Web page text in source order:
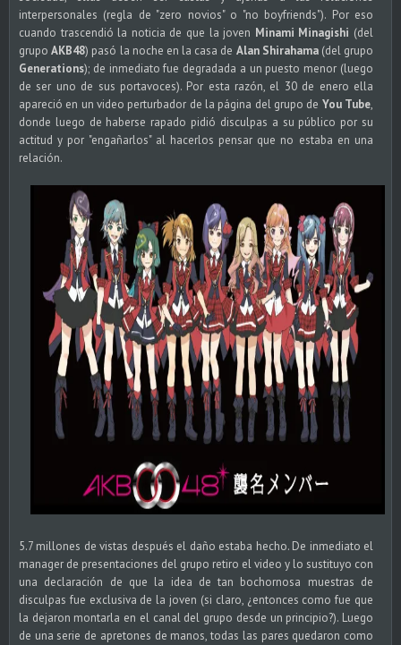
interpersonales (regla de "zero novios" o "no boyfriends"). Por eso
cuando trascendió la noticia de que la joven Minami Minagishi (del
grupoAKB48) pasó la noche en la casa de Alan Shirahama(del grupo
Generations); de inmediato fue degradada a un puesto menor (luego
de ser uno de sus portavoces). Por esta razón, el 30 de enero ella
apareció en un video perturbador de la página del grupo de You Tube,
donde luego de haberse rapado pidió disculpas a su público por su
actitud y por "engañarlos" al hacerlos pensar que no estaba en una
relación.
5.7 millones de vistas después el daño estaba hecho. De inmediato el
manager de presentaciones del grupo retiro el video y lo sustituyo con
una declaración de que la idea de tan bochornosa muestras de
disculpas fue exclusiva de la joven (si claro, ¿entonces como fue que
la dejaron montarla en el canal del grupo desde un principio?). Luego
de una serie de apretones de manos, todas las pares quedaron como